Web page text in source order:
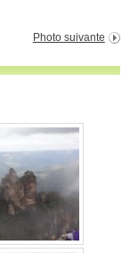
Photo suivante